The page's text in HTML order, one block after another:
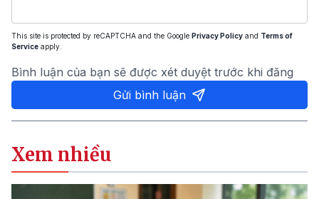
This site is protected by reCAPTCHA and the Google Privacy Policy and Terms of
Service apply.
Bình luận của bạn sẽ được xét duyệt trước khi đăng
Gửi bình luận
Xem nhiều